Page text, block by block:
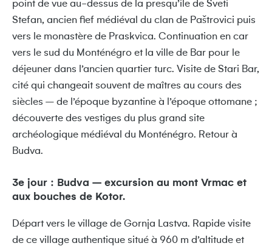
point de vue au-dessus de la presqu’ile de Sveti
Stefan, ancien fief médiéval du clan de Paštrovici puis
vers le monastère de Praskvica. Continuation en car
vers le sud du Monténégro et la ville de Bar pour le
déjeuner dans l’ancien quartier turc. Visite de Stari Bar,
cité qui changeait souvent de maîtres au cours des
siècles – de l’époque byzantine à l’époque ottomane ;
découverte des vestiges du plus grand site
archéologique médiéval du Monténégro. Retour à
Budva.
3e jour : Budva – excursion au mont Vrmac et
aux bouches de Kotor.
Départ vers le village de Gornja Lastva. Rapide visite
de ce village authentique situé à 960 m d’altitude et